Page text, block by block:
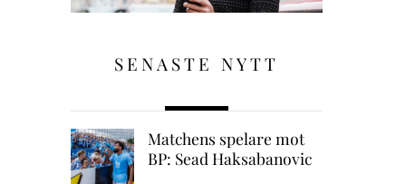
SENASTE NYTT
Matchens spelare mot
BP: Sead Haksabanovic